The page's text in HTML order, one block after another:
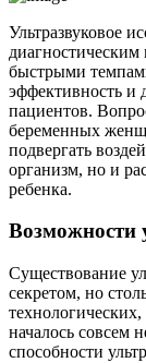
Ультразвуковое
быстрыми
эффективность и
пациентов.
беременных
подвергать
организм, но и
ребенка.
Возможности
Существование
секретом, но
началось совсем
способности